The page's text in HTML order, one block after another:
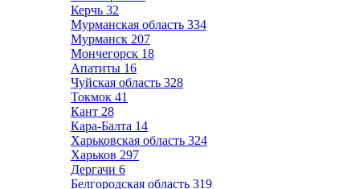
Керчь 32
Мурманская область 334
Мурманск 207
Мончегорск 18
Апатиты 16
Чуйская область 328
Токмок 41
Кант 28
Кара-Балта 14
Харьковская область 324
Харьков 297
Дергачи 6
Белгородская область 319